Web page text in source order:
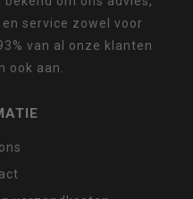
service zowel voor
van al onze klanten
ook aan.